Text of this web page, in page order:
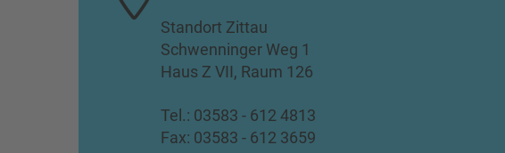
Standort Zittau
Schwenninger Weg 1
Haus Z VII, Raum 126
Tel.: 03583 - 612 4813
Fax: 03583 - 612 3659